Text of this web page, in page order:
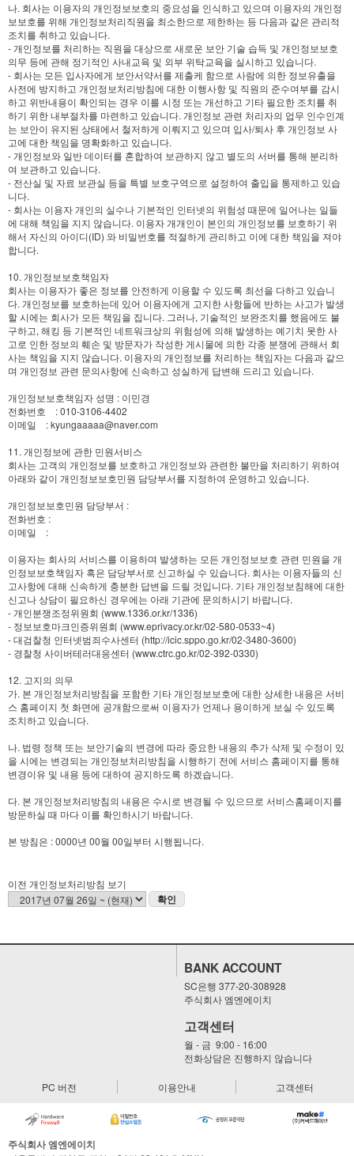
나. 회사는 이용자의 개인정보보호의 중요성을 인식하고 있으며 이용자의 개인정
보보호를 위해 개인정보처리직원을 최소한으로 제한하는 등 다음과 같은 관리적
조치를 취하고 있습니다.
- 개인정보를 처리하는 직원을 대상으로 새로운 보안 기술 습득 및 개인정보보호
의무 등에 관해 정기적인 사내교육 및 외부 위탁교육을 실시하고 있습니다.
- 회사는 모든 입사자에게 보안서약서를 제출케 함으로 사람에 의한 정보유출을
사전에 방지하고 개인정보처리방침에 대한 이행사항 및 직원의 준수여부를 감시
하고 위반내용이 확인되는 경우 이를 시정 또는 개선하고 기타 필요한 조치를 취
하기 위한 내부절차를 마련하고 있습니다. 개인정보 관련 처리자의 업무 인수인계
는 보안이 유지된 상태에서 철저하게 이뤄지고 있으며 입사/퇴사 후 개인정보 사
고에 대한 책임을 명확화하고 있습니다.
- 개인정보와 일반 데이터를 혼합하여 보관하지 않고 별도의 서버를 통해 분리하
여 보관하고 있습니다.
- 전산실 및 자료 보관실 등을 특별 보호구역으로 설정하여 출입을 통제하고 있습
니다.
- 회사는 이용자 개인의 실수나 기본적인 인터넷의 위험성 때문에 일어나는 일들
에 대해 책임을 지지 않습니다. 이용자 개개인이 본인의 개인정보를 보호하기 위
해서 자신의 아이디(ID) 와 비밀번호를 적절하게 관리하고 이에 대한 책임을 져야
합니다.
10. 개인정보보호책임자
회사는 이용자가 좋은 정보를 안전하게 이용할 수 있도록 최선을 다하고 있습니
다. 개인정보를 보호하는데 있어 이용자에게 고지한 사항들에 반하는 사고가 발생
할 시에는 회사가 모든 책임을 집니다. 그러나, 기술적인 보완조치를 했음에도 불
구하고, 해킹 등 기본적인 네트워크상의 위험성에 의해 발생하는 예기치 못한 사
고로 인한 정보의 훼손 및 방문자가 작성한 게시물에 의한 각종 분쟁에 관해서 회
사는 책임을 지지 않습니다. 이용자의 개인정보를 처리하는 책임자는 다음과 같으
며 개인정보 관련 문의사항에 신속하고 성실하게 답변해 드리고 있습니다.
개인정보보호책임자 성명 : 이민경
전화번호 : 010-3106-4402
이메일 : kyungaaaaa@naver.com
11. 개인정보에 관한 민원서비스
회사는 고객의 개인정보를 보호하고 개인정보와 관련한 불만을 처리하기 위하여
아래와 같이 개인정보보호민원 담당부서를 지정하여 운영하고 있습니다.
개인정보보호민원 담당부서 :
전화번호 :
이메일 :
이용자는 회사의 서비스를 이용하며 발생하는 모든 개인정보보호 관련 민원을 개
인정보보호책임자 혹은 담당부서로 신고하실 수 있습니다. 회사는 이용자들의 신
고사항에 대해 신속하게 충분한 답변을 드릴 것입니다. 기타 개인정보침해에 대한
신고나 상담이 필요하신 경우에는 아래 기관에 문의하시기 바랍니다.
- 개인분쟁조정위원회 (www.1336.or.kr/1336)
- 정보보호마크인증위원회 (www.eprivacy.or.kr/02-580-0533~4)
- 대검찰청 인터넷범죄수사센터 (http://icic.sppo.go.kr/02-3480-3600)
- 경찰청 사이버테러대응센터 (www.ctrc.go.kr/02-392-0330)
12. 고지의 의무
가. 본 개인정보처리방침을 포함한 기타 개인정보보호에 대한 상세한 내용은 서비
스 홈페이지 첫 화면에 공개함으로써 이용자가 언제나 용이하게 보실 수 있도록
조치하고 있습니다.
나. 법령 정책 또는 보안기술의 변경에 따라 중요한 내용의 추가 삭제 및 수정이 있
을 시에는 변경되는 개인정보처리방침을 시행하기 전에 서비스 홈페이지를 통해
변경이유 및 내용 등에 대하여 공지하도록 하겠습니다.
다. 본 개인정보처리방침의 내용은 수시로 변경될 수 있으므로 서비스홈페이지를
방문하실 때 마다 이를 확인하시기 바랍니다.
본 방침은 : 0000년 00월 00일부터 시행됩니다.
이전 개인정보처리방침 보기
확인
BANK ACCOUNT
SC은행 377-20-308928
주식회사 엠엔에이치
고객센터
월 - 금 9:00 - 16:00
전화상담은 진행하지 않습니다
PC 버전 이용안내 고객센터
주식회사 엠엔에이치